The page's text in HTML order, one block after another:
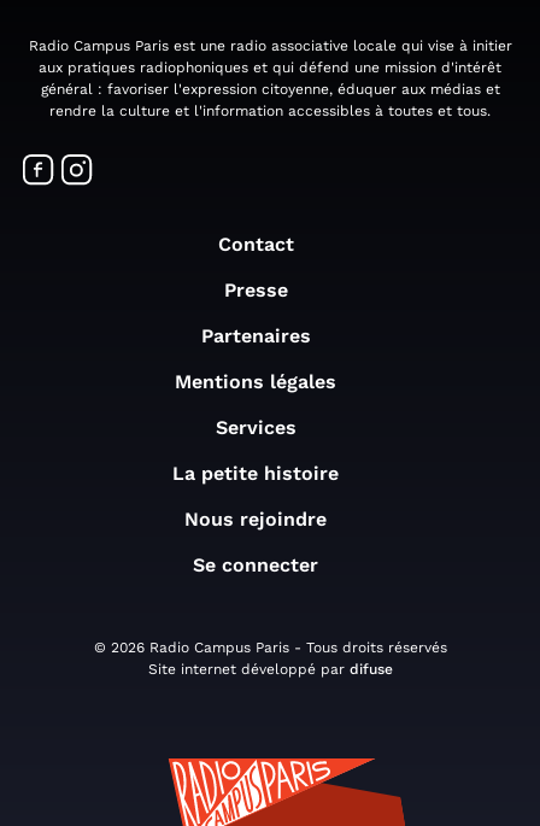
Radio Campus Paris est une radio associative locale qui vise à initier
aux pratiques radiophoniques et qui défend une mission d'intérêt
général : favoriser l'expression citoyenne, éduquer aux médias et
rendre la culture et l'information accessibles à toutes et tous.
Contact
Presse
Partenaires
Mentions légales
Services
La petite histoire
Nous rejoindre
Se connecter
© 2026 Radio Campus Paris - Tous droits réservés
Site internet développé par difuse